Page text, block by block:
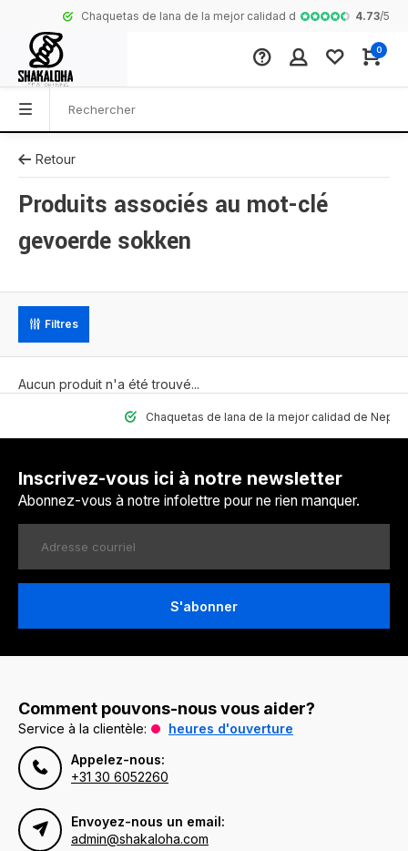
Chaquetas de lana de la mejor calidad de Nepal Collection
4.73/5
0
Retour
Produits associés au mot-clé
gevoerde sokken
Filtres
Aucun produit n'a été trouvé...
Chaquetas de lana de la mejor calidad de Nepal
Inscrivez-vous ici à notre newsletter
Abonnez-vous à notre infolettre pour ne rien manquer.
S'abonner
Comment pouvons-nous vous aider?
Service à la clientèle:
heures d'ouverture
Appelez-nous:
+31 30 6052260
Envoyez-nous un email:
admin@shakaloha.com